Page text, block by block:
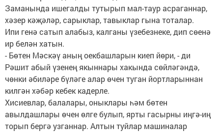
Заманында ишегал­ды тутырып мал-таур асраганнар,
хәзер кәҗәләр, сарыклар, тавыклар гына тоталар.
Ипи генә сатып алабыз, калганы үзебезнеке, дип сөенә
ир белән хатын.
- Бөтен Мәскәү аның оекбашларын киеп йөри, - ди
Рәшит абый үзенең якыннары хакында сөйләгәндә,
чөнки әбиләре бүләге алар өчен туган йортларыннан
килгән хә­бәр кебек кадерле.
Хисиевлар, балалары, оныклары һәм бөтен
авылдашлары өчен өлге булып, ярты гасырны иңгә-иң
торып бергә узганнар. Алтын туйлар машиналар